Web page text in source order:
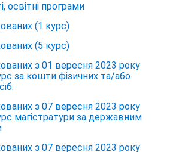
освітні програми
(1 курс)
(5 курс)
з 01 вересня 2023 року
за кошти фізичних та/або
з 07 вересня 2023 року
магістратури за державним
з 07 вересня 2023 року